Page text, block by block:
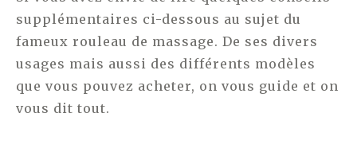
supplémentaires ci-dessous au sujet du
fameux rouleau de massage. De ses divers
usages mais aussi des différents modèles
que vous pouvez acheter, on vous guide et on
vous dit tout.